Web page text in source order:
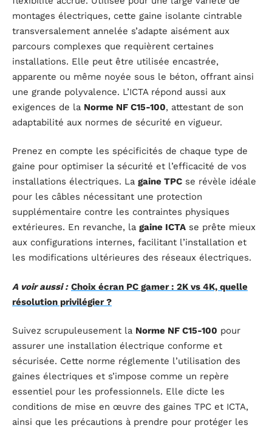
montages électriques, cette gaine isolante cintrable
transversalement annelée s’adapte aisément aux
parcours complexes que requièrent certaines
installations. Elle peut être utilisée encastrée,
apparente ou même noyée sous le béton, offrant ainsi
une grande polyvalence. L’ICTA répond aussi aux
exigences de la Norme NF C15-100, attestant de son
adaptabilité aux normes de sécurité en vigueur.
Prenez en compte les spécificités de chaque type de
gaine pour optimiser la sécurité et l’efficacité de vos
installations électriques. La gaine TPC se révèle idéale
pour les câbles nécessitant une protection
supplémentaire contre les contraintes physiques
extérieures. En revanche, la gaine ICTA se prête mieux
aux configurations internes, facilitant l’installation et
les modifications ultérieures des réseaux électriques.
A voir aussi : Choix écran PC gamer : 2K vs 4K, quelle
résolution privilégier ?
Suivez scrupuleusement la Norme NF C15-100 pour
assurer une installation électrique conforme et
sécurisée. Cette norme réglemente l’utilisation des
gaines électriques et s’impose comme un repère
essentiel pour les professionnels. Elle dicte les
conditions de mise en œuvre des gaines TPC et ICTA,
ainsi que les précautions à prendre pour protéger les